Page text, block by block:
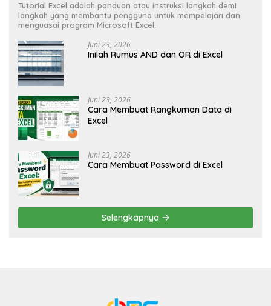
Tutorial Excel adalah panduan atau instruksi langkah demi
langkah yang membantu pengguna untuk mempelajari dan
menguasai program Microsoft Excel.
Juni 23, 2026
Inilah Rumus AND dan OR di Excel
Juni 23, 2026
Cara Membuat Rangkuman Data di
Excel
Juni 23, 2026
Cara Membuat Password di Excel
Selengkapnya